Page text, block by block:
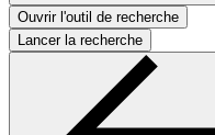
Ouvrir l'outil de recherche
Lancer la recherche